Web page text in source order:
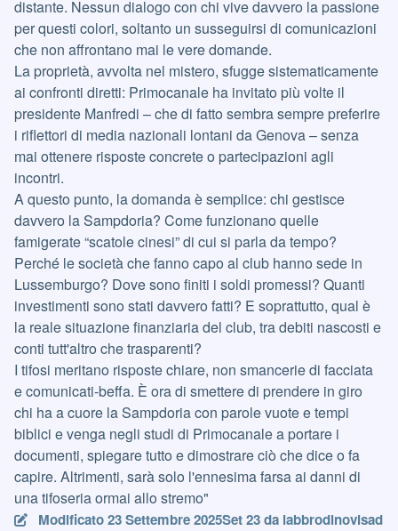
distante. Nessun dialogo con chi vive davvero la passione
per questi colori, soltanto un susseguirsi di comunicazioni
che non affrontano mai le vere domande.
La proprietà, avvolta nel mistero, sfugge sistematicamente
ai confronti diretti: Primocanale ha invitato più volte il
presidente Manfredi – che di fatto sembra sempre preferire
i riflettori di media nazionali lontani da Genova – senza
mai ottenere risposte concrete o partecipazioni agli
incontri.
A questo punto, la domanda è semplice: chi gestisce
davvero la Sampdoria? Come funzionano quelle
famigerate “scatole cinesi” di cui si parla da tempo?
Perché le società che fanno capo al club hanno sede in
Lussemburgo? Dove sono finiti i soldi promessi? Quanti
investimenti sono stati davvero fatti? E soprattutto, qual è
la reale situazione finanziaria del club, tra debiti nascosti e
conti tutt'altro che trasparenti?
I tifosi meritano risposte chiare, non smancerie di facciata
e comunicati-beffa. È ora di smettere di prendere in giro
chi ha a cuore la Sampdoria con parole vuote e tempi
biblici e venga negli studi di Primocanale a portare i
documenti, spiegare tutto e dimostrare ciò che dice o fa
capire. Altrimenti, sarà solo l'ennesima farsa ai danni di
una tifoseria ormai allo stremo"
Modificato23 Settembre 2025Set 23da labbrodinovisad